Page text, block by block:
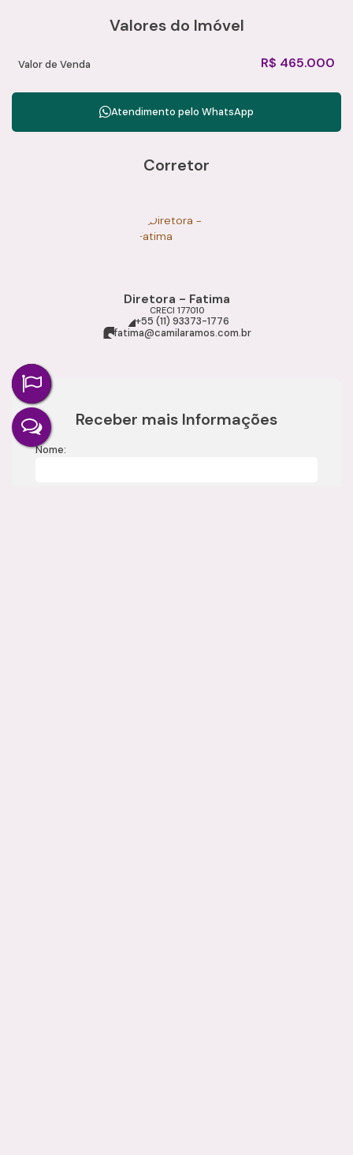
Valores do Imóvel
R$ 465.000
Valor de Venda
Atendimento pelo WhatsApp
Corretor
Diretora - Fatima
CRECI 177010
+55 (11) 93373-1776
fatima@camilaramos.com.br
Receber mais Informações
Nome: